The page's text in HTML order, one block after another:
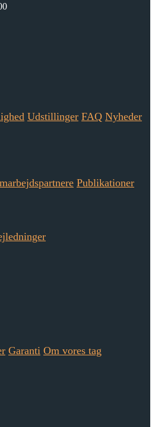
Udstillinger FAQ Nyheder
Publikationer
Garanti Om vores tag